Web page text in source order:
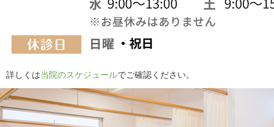
詳しくは当院のスケジュールでご確認ください。